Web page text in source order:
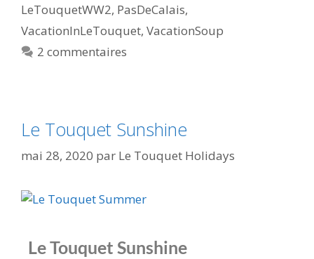
LeTouquetWW2, PasDeCalais,
VacationInLeTouquet, VacationSoup
2 commentaires
Le Touquet Sunshine
mai 28, 2020 par Le Touquet Holidays
Le Touquet Sunshine